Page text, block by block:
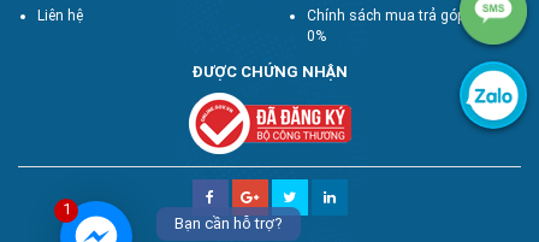
1
Bạn cần hỗ trợ?
Liên hệ
Chính sách mua trả góp lãi suất
0%
ĐƯỢC CHỨNG NHẬN